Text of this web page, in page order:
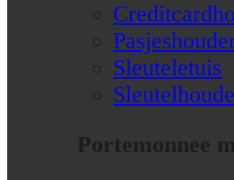
Sleuteletuis
Portemonnee